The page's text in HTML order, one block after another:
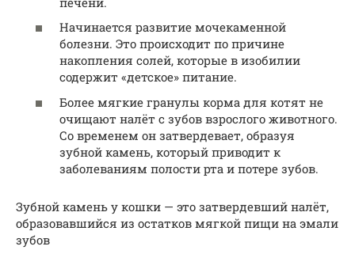
Начинается развитие мочекаменной
болезни. Это происходит по причине
накопления солей, которые в изобилии
содержит «детское» питание.
Более мягкие гранулы корма для котят не
очищают налёт с зубов взрослого животного.
Со временем он затвердевает, образуя
зубной камень, который приводит к
заболеваниям полости рта и потере зубов.
Зубной камень у кошки — это затвердевший налёт,
образовавшийся из остатков мягкой пищи на эмали
зубов